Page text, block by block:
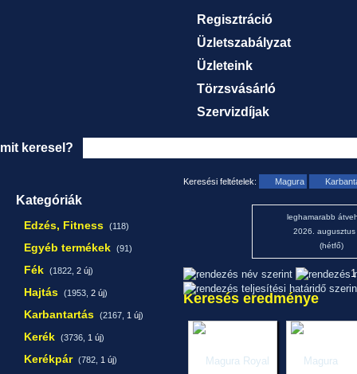
Regisztráció
Üzletszabályzat
Üzleteink
Törzsvásárló
Szervizdíjak
mit keresel?
Kategóriák
Edzés, Fitness (118)
Egyéb termékek (91)
Fék (1822, 2 új)
Hajtás (1953, 2 új)
Karbantartás (2167, 1 új)
Kerék (3736, 1 új)
Kerékpár (782, 1 új)
Keresési feltételek: Magura
leghamarabb
2026. augusztus
(hétfő)
Keresés eredménye